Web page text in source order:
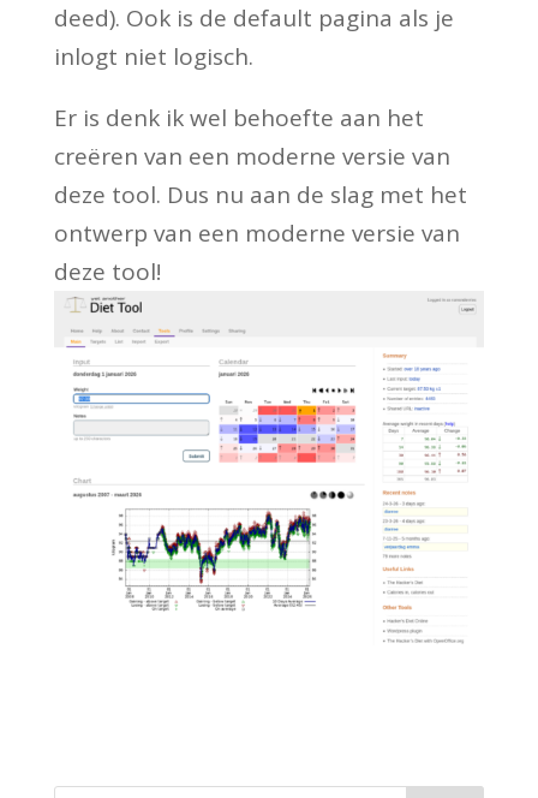
deed). Ook is de default pagina als je
inlogt niet logisch.
Er is denk ik wel behoefte aan het
creëren van een moderne versie van
deze tool. Dus nu aan de slag met het
ontwerp van een moderne versie van
deze tool!